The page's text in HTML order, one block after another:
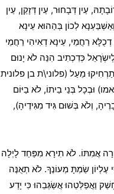
עַיִן דְּבָחוּר, עַיִן דְּזָקֵן, עַיִן
לְכוֹן בְּהַהוּא עֵינָא
דְכֻלָּא רַחֲמֵי, עֵינָא דְאִיהִי רַחֲמֵי
לְיִשְֹרָאֵל כְּדִכְתִיב הִנֵּה לֹא יָנוּם
מֵעַל (פלוני\ת בן פלונית
וּבְכָל בְּנֵי בֵיתוֹ, לֹא בַיּוֹם
וְלֹא בְּשׁוּם גִּיד מִגִּידֶיהָ),
אֲמִתּוֹ. לֹא תִירָא מִפַּחַד לָיְלָה
עֶלְיוֹן שַׂמְתָּ מְעוֹנֶךָ. לֹא תְאֻנֶּה
וַאֲפַלְּטֵהוּ אֲשַׂגְּבֵהוּ כִּי יָדַע